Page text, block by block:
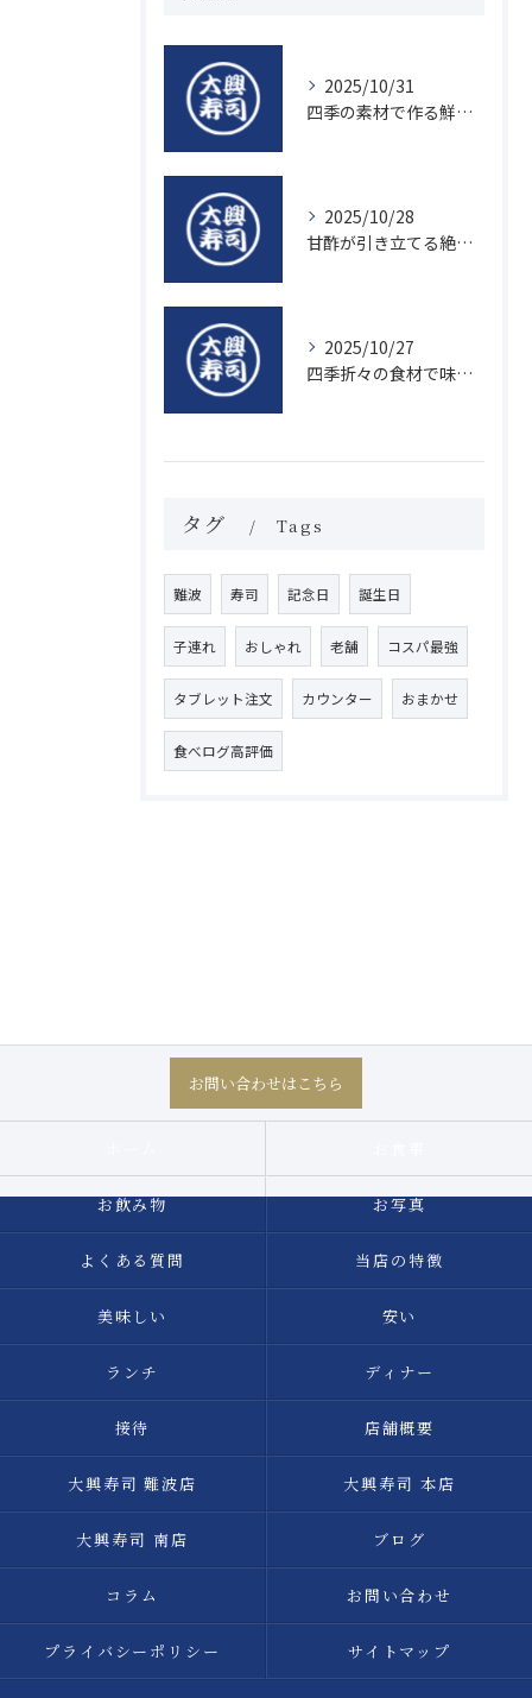
2025/10/31
四季の素材で作る鮮度抜群の握り寿司の魅力
2025/10/28
甘酢が引き立てる絶品寿司のシャリの秘密
2025/10/27
四季折々の食材で味わう絶品握り寿司の魅力
タグ Tags
難波 寿司 記念日 誕生日
子連れ おしゃれ 老舗 コスパ最強
タブレット注文 カウンター おまかせ
食べログ高評価
お問い合わせはこちら
お飲み物 お写真
よくある質問 当店の特徴
美味しい 安い
ランチ ディナー
接待 店舗概要
大興寿司 難波店 大興寿司 本店
大興寿司 南店 ブログ
コラム お問い合わせ
プライバシーポリシー サイトマップ